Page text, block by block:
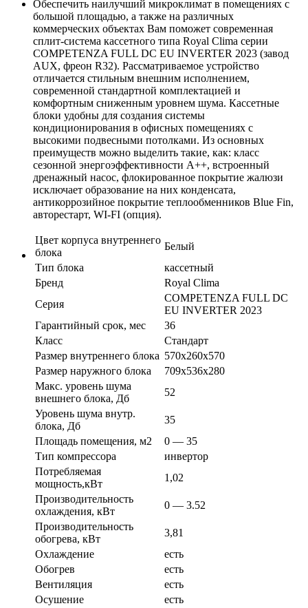
Обеспечить наилучший микроклимат в помещениях с
большой площадью, а также на различных
коммерческих объектах Вам поможет современная
сплит-система кассетного типа Royal Clima серии
COMPETENZA FULL DC EU INVERTER 2023 (завод
AUX, фреон R32). Рассматриваемое устройство
отличается стильным внешним исполнением,
современной стандартной комплектацией и
комфортным сниженным уровнем шума. Кассетные
блоки удобны для создания системы
кондиционирования в офисных помещениях с
высокими подвесными потолками. Из основных
преимуществ можно выделить такие, как: класс
сезонной энергоэффективности А++, встроенный
дренажный насос, флокированное покрытие жалюзи
исключает образование на них конденсата,
антикоррозийное покрытие теплообменников Blue Fin,
авторестарт, WI-FI (опция).
Цвет корпуса внутреннего
блока
Белый
Тип блока
кассетный
Бренд
Royal Clima
Серия
COMPETENZA FULL DC
EU INVERTER 2023
Гарантийный срок, мес
36
Класс
Стандарт
Размер внутреннего блока 570х260х570
Размер наружного блока
709х536х280
Макс. уровень шума
внешнего блока, Дб
52
Уровень шума внутр.
блока, Дб
35
Площадь помещения, м2
0 — 35
Тип компрессора
инвертор
Потребляемая
мощность,кВт
1,02
Производительность
охлаждения, кВт
0 — 3.52
Производительность
обогрева, кВт
3,81
Охлаждение
есть
Обогрев
есть
Вентиляция
есть
Осушение
есть